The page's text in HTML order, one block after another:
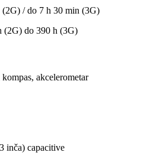
(2G) / do 7 h 30 min (3G)
(2G) do 390 h (3G)
akcelerometar
inča) capacitive